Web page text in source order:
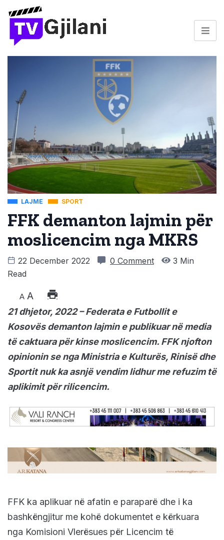
LAJME SPORT
FFK demanton lajmin për
moslicencim nga MKRS
22 December 2022 0 Comment
3 Min
Read
A A
21 dhjetor, 2022 – Federata e Futbollit e
Kosovës demanton lajmin e publikuar në media
të caktuara për kinse moslicencim. FFK njofton
opinionin se nga Ministria e Kulturës, Rinisë dhe
Sportit nuk ka asnjë vendim lidhur me refuzim të
aplikimit për rilicencim.
FFK ka aplikuar në afatin e paraparë dhe i ka
bashkëngjitur me kohë dokumentet e kërkuara
nga Komisioni Vlerësues për Licencim të